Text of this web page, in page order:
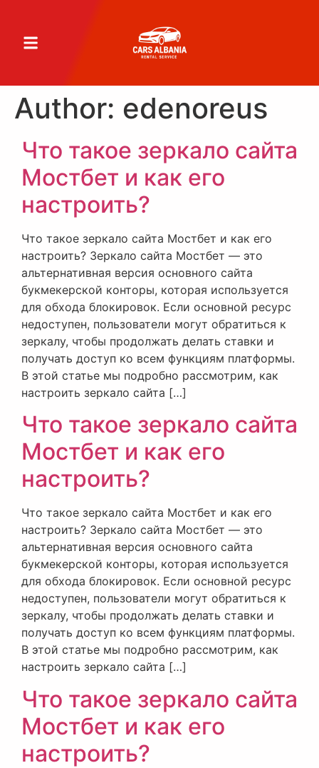
Author: edenoreus
Что такое зеркало сайта
Мостбет и как его
настроить?
Что такое зеркало сайта Мостбет и как его
настроить? Зеркало сайта Мостбет — это
альтернативная версия основного сайта
букмекерской конторы, которая используется
для обхода блокировок. Если основной ресурс
недоступен, пользователи могут обратиться к
зеркалу, чтобы продолжать делать ставки и
получать доступ ко всем функциям платформы.
В этой статье мы подробно рассмотрим, как
настроить зеркало сайта […]
Что такое зеркало сайта
Мостбет и как его
настроить?
Что такое зеркало сайта Мостбет и как его
настроить? Зеркало сайта Мостбет — это
альтернативная версия основного сайта
букмекерской конторы, которая используется
для обхода блокировок. Если основной ресурс
недоступен, пользователи могут обратиться к
зеркалу, чтобы продолжать делать ставки и
получать доступ ко всем функциям платформы.
В этой статье мы подробно рассмотрим, как
настроить зеркало сайта […]
Что такое зеркало сайта
Мостбет и как его
настроить?